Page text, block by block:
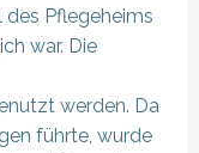
Pflegeheims
war. Die
werden. Da
führte, wurde